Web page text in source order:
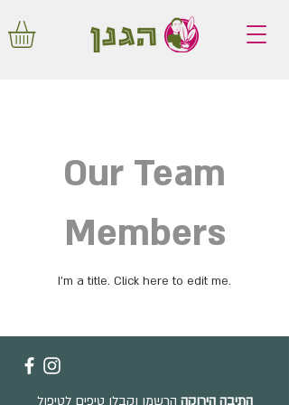
Our Team
Members
I'm a title. ​Click here to edit me.
התיבה הירוקה הרשמו וקבלו טיפים לטיפול